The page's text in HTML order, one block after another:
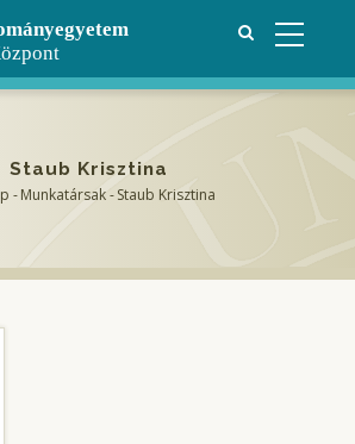
Staub Krisztina
- Munkatársak - Staub Krisztina